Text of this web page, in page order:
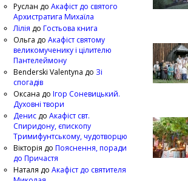
Руслан до Акафіст до святого
Архистратига Михаїла
Лілія до Гостьова книга
Ольга до Акафіст святому
великомученику і цілителю
Пантелеймону
Benderski Valentyna до Зі
спогадів
Оксана до Ігор Соневицький.
Духовні твори
Денис до Акафіст свт.
Спиридону, єпископу
Тримифунтському, чудотворцю
Вікторія до Пояснення, поради
до Причастя
Наталя до Акафіст до святителя